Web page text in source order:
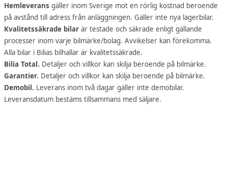
Hemleverans gäller inom Sverige mot en rörlig kostnad beroende
på avstånd till adress från anläggningen. Gäller inte nya lagerbilar.
Kvalitetssäkrade bilar är testade och säkrade enligt gällande
processer inom varje bilmärke/bolag. Avvikelser kan förekomma.
Alla bilar i Bilias bilhallar är kvalitetssäkrade.
Bilia Total. Detaljer och villkor kan skilja beroende på bilmärke.
Garantier. Detaljer och villkor kan skilja beroende på bilmärke.
Demobil. Leverans inom två dagar gäller inte demobilar.
Leveransdatum bestäms tillsammans med säljare.